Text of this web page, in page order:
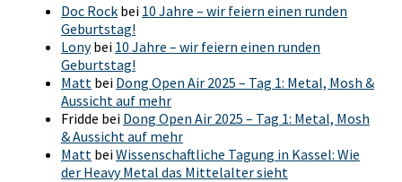
Doc Rock bei 10 Jahre – wir feiern einen runden
Geburtstag!
Lonybei 10 Jahre – wir feiern einen runden
Geburtstag!
Matt bei Dong Open Air 2025 – Tag 1: Metal, Mosh &
Aussicht auf mehr
Fridde bei Dong Open Air 2025 – Tag 1: Metal, Mosh
& Aussicht auf mehr
Matt beiWissenschaftliche Tagung in Kassel: Wie
der Heavy Metal das Mittelalter sieht